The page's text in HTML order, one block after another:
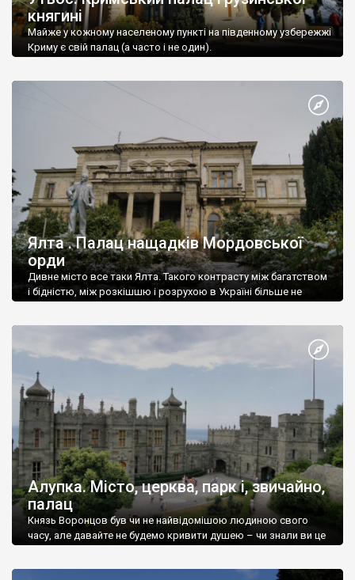
княгині
Майже у кожному населеному пункті на південному узбережжі
Криму є свій палац (а часто і не один).
Ялта . Палац нащадків Мордовської
орди
Дивне місто все таки Ялта. Такого контрасту між багатством
і бідністю, між розкішшю і розрухою в Україні більше не
Алупка. Місто, церква, парк і, звичайно,
палац
Князь Воронцов був чи не найвідомішою людиною свого
часу, але давайте не будемо кривити душею – чи знали ви це